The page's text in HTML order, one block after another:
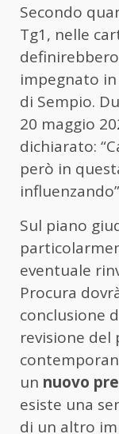
Secondo
Tg1, nelle
definirebbero
impegnato in
di Sempio.
20 maggio
dichiarato:
però in
Sul piano
eventuale
Procura
conclusione
revisione del
un nuovo
esiste una
di un altro